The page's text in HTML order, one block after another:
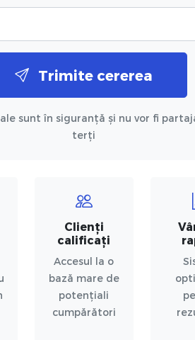
Trimite cererea
sunt în siguranță și nu vor fi
terți
Clienți
calificați
Accesul la o
bază mare de
potențiali
cumpărători